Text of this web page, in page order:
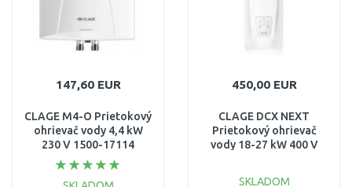
147,60 EUR
CLAGE M4-O Prietokový
ohrievač vody 4,4 kW
230 V 1500-17114
450,00 EUR
CLAGE DCX NEXT
Prietokový ohrievač
vody 18-27 kW 400 V
SKLADOM